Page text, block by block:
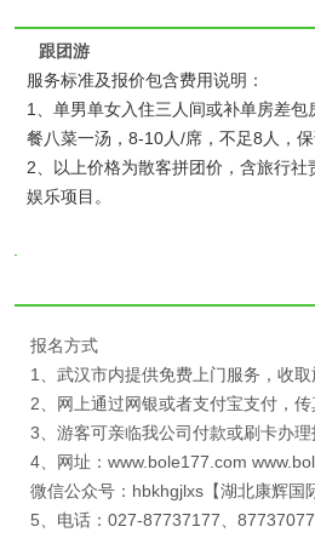
跟团游
服务标准及报价包含费用说明：
1、单男单女入住三人间或补单房差
餐八菜一汤，8-10人/席，不足8人，
2、以上价格为散客拼团价，含旅行
娱乐项目。
报名方式
1、武汉市内提供免费上门服务，收
2、网上通过网银或者支付宝支付，
3、游客可亲临我公司付款或刷卡办
4、网址：www.bole177.com
微信公众号：hbkhgjlxs【湖北康辉国
5、电话：027-87737177、